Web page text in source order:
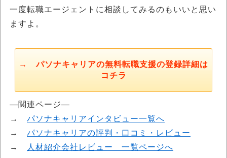
一度転職エージェントに相談してみるのもいいと思い
ますよ。
→ パソナキャリアの無料転職支援の登録詳細は
コチラ
―関連ページ―
→ パソナキャリアインタビュー一覧へ
→ パソナキャリアの評判・口コミ・レビュー
→
人材紹介会社レビュー 一覧ページへ